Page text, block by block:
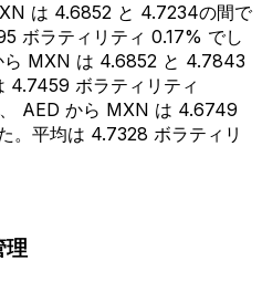
は 4.6852 と 4.7234の間で
ボラティリティ 0.17% でし
ら MXN は 4.6852 と 4.7843
4.7459 ボラティリティ
AED から MXN は 4.6749
。平均は 4.7328 ボラティリ
理